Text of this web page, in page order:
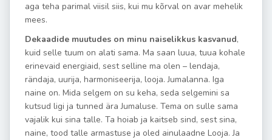
aga teha parimal viisil siis, kui mu kõrval on avar mehelik
mees.
Dekaadide muutudes on minu naiselikkus kasvanud,
kuid selle tuum on alati sama. Ma saan luua, tuua kohale
erinevaid energiaid, sest selline ma olen – lendaja,
rändaja, uurija, harmoniseerija, looja. Jumalanna. Iga
naine on. Mida selgem on su keha, seda selgemini sa
kutsud ligi ja tunned ära Jumaluse. Tema on sulle sama
vajalik kui sina talle. Ta hoiab ja kaitseb sind, sest sina,
naine, tood talle armastuse ja oled ainulaadne Looja. Ja